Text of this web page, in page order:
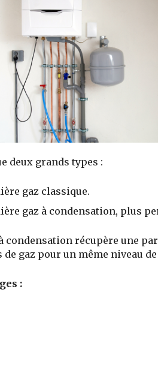
deux grands types :
gaz classique.
gaz à condensation, plus
condensation récupère une
de gaz pour un même niveau
: